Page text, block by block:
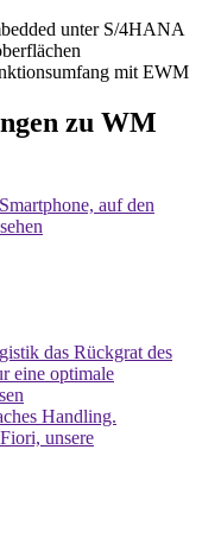
unter S/4HANA
mit EWM
zu WM
das Rückgrat des
eine optimale
Handling.
unsere